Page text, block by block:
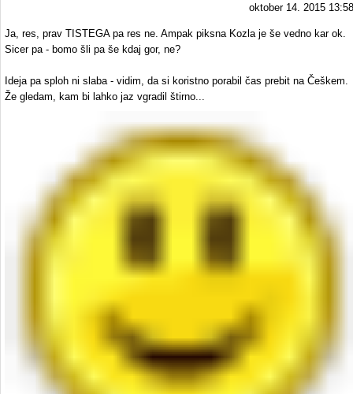
oktober 14. 2015 13:58
Ja, res, prav TISTEGA pa res ne. Ampak piksna Kozla je še vedno kar ok.
Sicer pa - bomo šli pa še kdaj gor, ne?
Ideja pa sploh ni slaba - vidim, da si koristno porabil čas prebit na Češkem.
Že gledam, kam bi lahko jaz vgradil štirno...